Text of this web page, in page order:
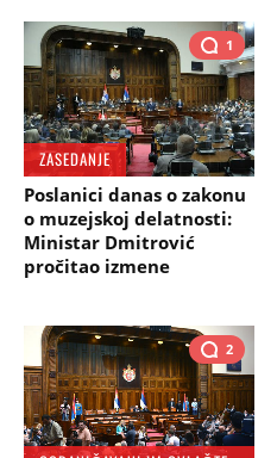
1
ZASEDANJE
Poslanici danas o zakonu
o muzejskoj delatnosti:
Ministar Dmitrović
pročitao izmene
2